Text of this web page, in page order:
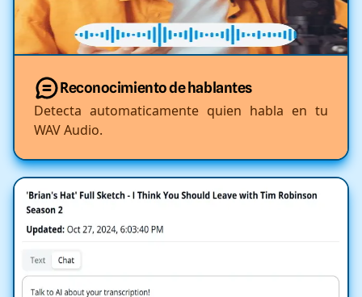
Reconocimiento de hablantes
Detecta automaticamente quien habla en tu
WAV Audio.